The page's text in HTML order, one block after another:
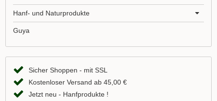
Hanf- und Naturprodukte
Guya
Sicher Shoppen - mit SSL
Kostenloser Versand ab 45,00 €
Jetzt neu - Hanfprodukte !